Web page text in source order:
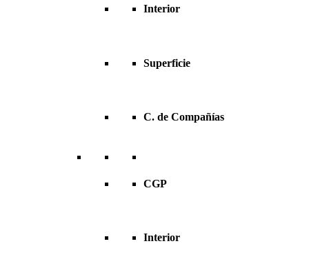
Interior
Superficie
C. de Compañías
CGP
Interior